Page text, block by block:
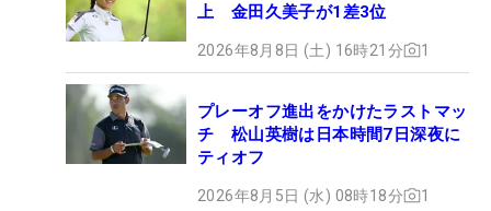
上 金田久美子が1差3位
2026年8月8日 (土) 16時21分 1
プレーオフ進出をかけたラストマッ
チ 松山英樹は日本時間7日深夜に
ティオフ
2026年8月5日 (水) 08時18分 1